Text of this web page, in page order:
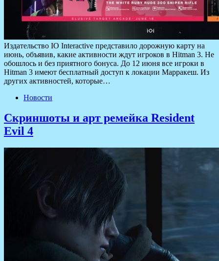
Издательство IO Interactive представило дорожную карту на
июнь, объявив, какие активности ждут игроков в Hitman 3. Не
обошлось и без приятного бонуса. До 12 июня все игроки в
Hitman 3 имеют бесплатный доступ к локации Марракеш. Из
других активностей, которые…
Новости
Скриншоты и арт ремейка Resident
Evil 4